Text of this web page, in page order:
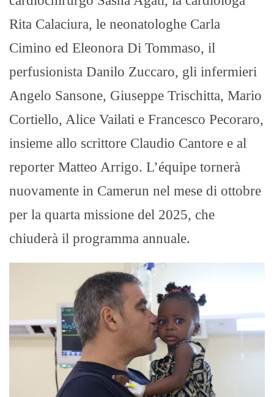
Rita Calaciura, le neonatologhe Carla
Cimino ed Eleonora Di Tommaso, il
perfusionista Danilo Zuccaro, gli infermieri
Angelo Sansone, Giuseppe Trischitta, Mario
Cortiello, Alice Vailati e Francesco Pecoraro,
insieme allo scrittore Claudio Cantore e al
reporter Matteo Arrigo. L’équipe tornerà
nuovamente in Camerun nel mese di ottobre
per la quarta missione del 2025, che
chiuderà il programma annuale.